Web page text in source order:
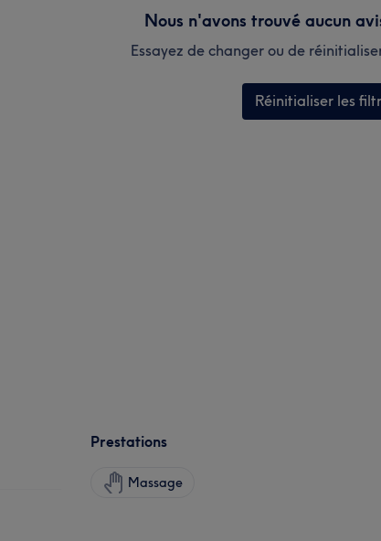
Nous n'avons trouvé aucun
Essayez de changer ou de
Réinitialiser les
Prestations
Massage